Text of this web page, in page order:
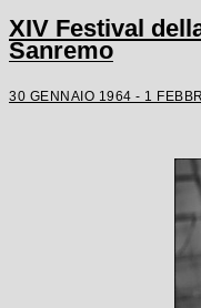
XIV Festival
Sanremo
30 GENNAIO 1964 - 1